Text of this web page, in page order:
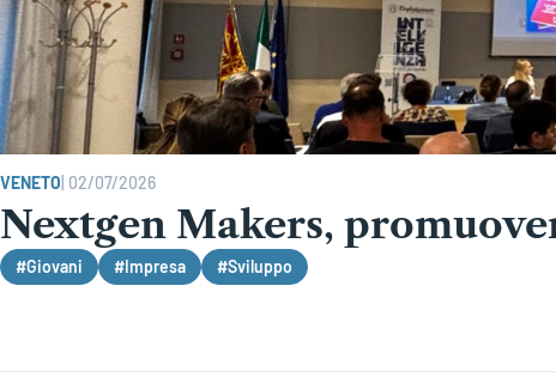
VENETO 02/07/2026
Nextgen Makers,
#Giovani #Impresa #Sviluppo